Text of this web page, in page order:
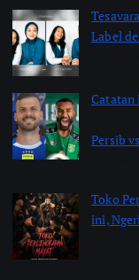
Label
Catatan
Persib
Toko
ini,